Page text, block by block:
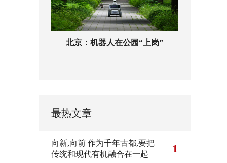
北京：机器人在公园“上岗”
最热文章
向新,向前 作为千年古都,要把
传统和现代有机融合在一起
1